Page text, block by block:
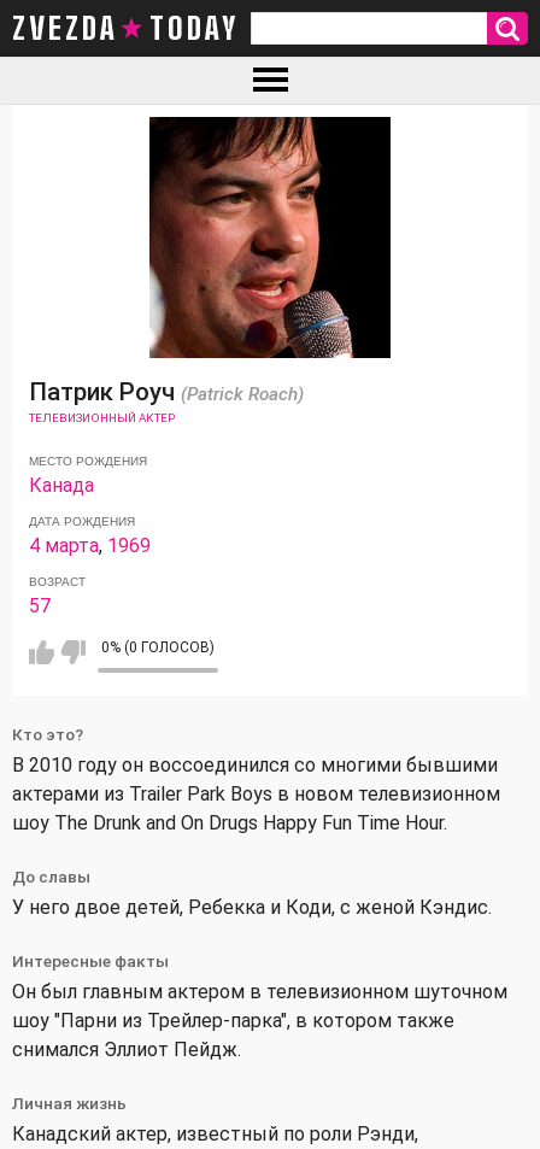
ZVEZDA TODAY
Патрик Роуч (Patrick Roach)
ТЕЛЕВИЗИОННЫЙ АКТЕР
МЕСТО РОЖДЕНИЯ
Канада
ДАТА РОЖДЕНИЯ
4 марта, 1969
ВОЗРАСТ
57
0% (0 ГОЛОСОВ)
Кто это?
В 2010 году он воссоединился со многими бывшими
актерами из Trailer Park Boys в новом телевизионном
шоу The Drunk and On Drugs Happy Fun Time Hour.
До славы
У него двое детей, Ребекка и Коди, с женой Кэндис.
Интересные факты
Он был главным актером в телевизионном шуточном
шоу "Парни из Трейлер-парка", в котором также
снимался Эллиот Пейдж.
Личная жизнь
Канадский актер, известный по роли Рэнди,